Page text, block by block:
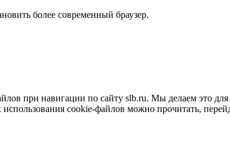
более современный браузер.
при навигации по сайту slb.ru. Мы делаем это для
cookie-файлов можно прочитать,